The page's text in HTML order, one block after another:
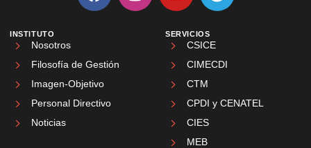
INSTITUTO
Nosotros
Filosofía de Gestión
Imagen-Objetivo
Personal Directivo
Noticias
SERVICIOS
CSICE
CIMECDI
CTM
CPDI y CENATEL
CIES
MEB